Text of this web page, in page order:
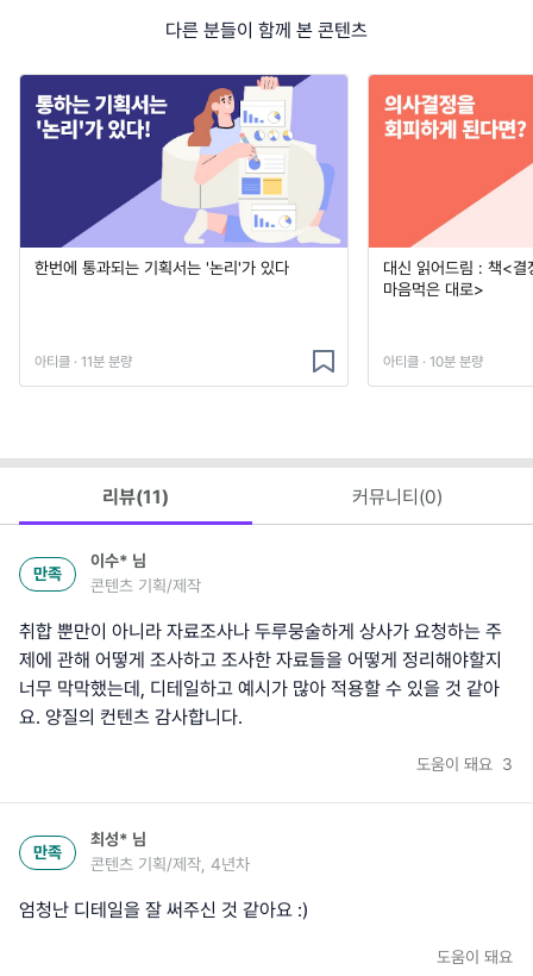
다른 분들이 함께 본 콘텐츠
한번에 통과되는 기획서는 '논리'가 있다
아티클 · 11분 분량
대신 읽어드림 : 책<결
마음먹은 대로>
아티클 · 10분 분량
리뷰(11) 커뮤니티(0)
만족
이수* 님
콘텐츠 기획/제작
취합 뿐만이 아니라 자료조사나 두루뭉술하게 상사가 요청하는 주
제에 관해 어떻게 조사하고 조사한 자료들을 어떻게 정리해야할지
너무 막막했는데, 디테일하고 예시가 많아 적용할 수 있을 것 같아
요. 양질의 컨텐츠 감사합니다.
도움이 돼요 3
만족
최성* 님
콘텐츠 기획/제작, 4년차
엄청난 디테일을 잘 써주신 것 같아요 :)
도움이 돼요